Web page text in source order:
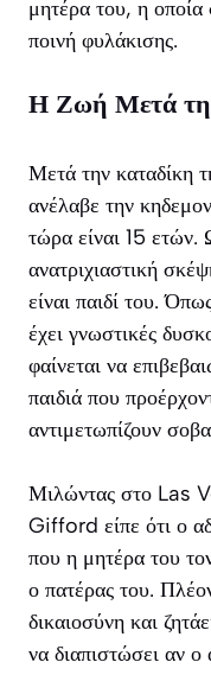
μητέρα του, η
ποινή φυλάκισης.
Η Ζωή Μετά
Μετά την καταδίκη
ανέλαβε την
τώρα είναι 15 ετών.
ανατριχιαστική
είναι παιδί του.
έχει γνωστικές
φαίνεται να
παιδιά που
αντιμετωπίζουν
Μιλώντας στο Las
Gifford είπε ότι ο
που η μητέρα του
ο πατέρας του.
δικαιοσύνη και
να διαπιστώσει αν ο